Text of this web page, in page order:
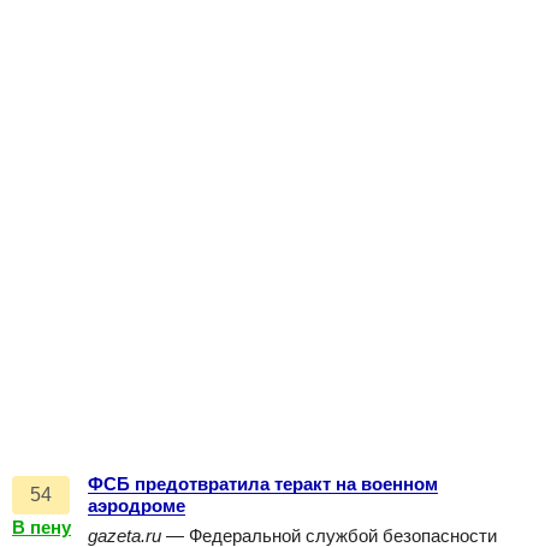
54
В пену
ФСБ предотвратила теракт на военном
аэродроме
gazeta.ru — Федеральной службой безопасности